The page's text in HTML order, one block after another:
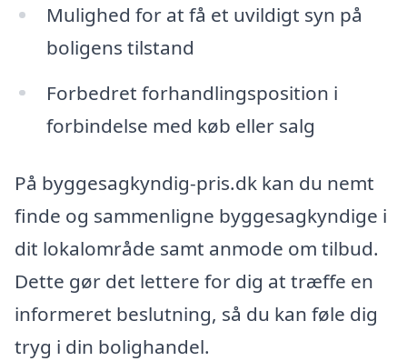
Mulighed for at få et uvildigt syn på
boligens tilstand
Forbedret forhandlingsposition i
forbindelse med køb eller salg
På byggesagkyndig-pris.dk kan du nemt
finde og sammenligne byggesagkyndige i
dit lokalområde samt anmode om tilbud.
Dette gør det lettere for dig at træffe en
informeret beslutning, så du kan føle dig
tryg i din bolighandel.